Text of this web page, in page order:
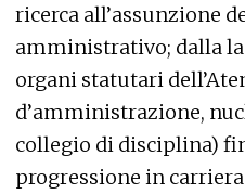
ricerca all’assunzione
amministrativo; dalla
organi statutari
d’amministrazione,
collegio di disciplina)
progressione in